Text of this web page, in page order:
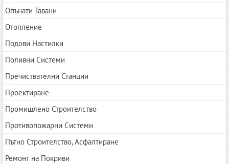
Опънати Тавани
Отопление
Подови Настилки
Поливни Системи
Пречиствателни Станции
Проектиране
Промишлено Строителство
Противопожарни Системи
Пътно Строителство, Асфалтиране
Ремонт на Покриви